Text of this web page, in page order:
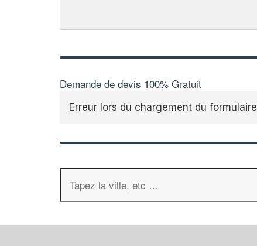
Demande de devis 100% Gratuit
Erreur lors du chargement du formulaire